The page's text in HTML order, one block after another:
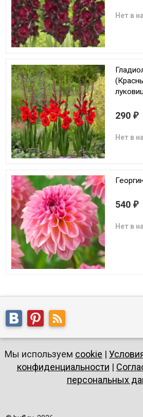
Нет в
290 ₽
Нет в
540 ₽
Нет в
Мы используем cookie |
конфиденциальности |
персональных